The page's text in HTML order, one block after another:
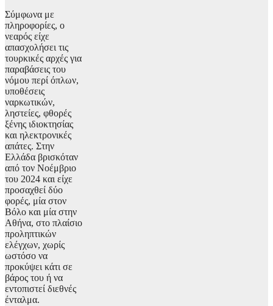
Σύμφωνα με
πληροφορίες, ο
νεαρός είχε
απασχολήσει τις
τουρκικές αρχές για
παραβάσεις του
νόμου περί όπλων,
υποθέσεις
ναρκωτικών,
ληστείες, φθορές
ξένης ιδιοκτησίας
και ηλεκτρονικές
απάτες. Στην
Ελλάδα βρισκόταν
από τον Νοέμβριο
του 2024 και είχε
προσαχθεί δύο
φορές, μία στον
Βόλο και μία στην
Αθήνα, στο πλαίσιο
προληπτικών
ελέγχων, χωρίς
ωστόσο να
προκύψει κάτι σε
βάρος του ή να
εντοπιστεί διεθνές
ένταλμα.